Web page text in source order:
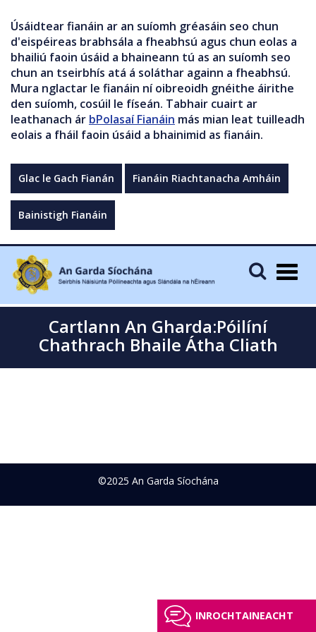
Úsáidtear fianáin ar an suíomh gréasáin seo chun
d'eispéireas brabhsála a fheabhsú agus chun eolas a
bhailiú faoin úsáid a bhaineann tú as an suíomh seo
chun an tseirbhís atá á soláthar againn a fheabhsú.
Mura nglactar le fianáin ní oibreoidh gnéithe áirithe
den suíomh, cosúil le físeán. Tabhair cuairt ar
leathanach ár bPolasaí Fianáin más mian leat tuilleadh
eolais a fháil faoin úsáid a bhainimid as fianáin.
Glac le Gach Fianán Fianáin Riachtanacha Amháin
Bainistigh Fianáin
Cartlann An Gharda:Póilíní
Chathrach Bhaile Átha Cliath
©2025 An Garda Síochána
INROCHTAINEACHT